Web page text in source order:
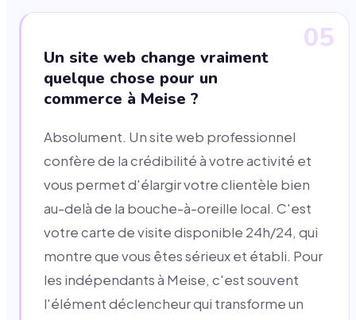
05
Un site web change vraiment
quelque chose pour un
commerce à Meise ?
Absolument. Un site web professionnel
confère de la crédibilité à votre activité et
vous permet d'élargir votre clientèle bien
au-delà de la bouche-à-oreille local. C'est
votre carte de visite disponible 24h/24, qui
montre que vous êtes sérieux et établi. Pour
les indépendants à Meise, c'est souvent
l'élément déclencheur qui transforme un